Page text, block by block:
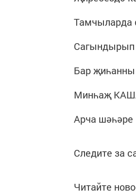
Тамчыларда
Сагындырып
Бар җиһанны
Минһаҗ
Арча шәһәре
Следите за
Читайте